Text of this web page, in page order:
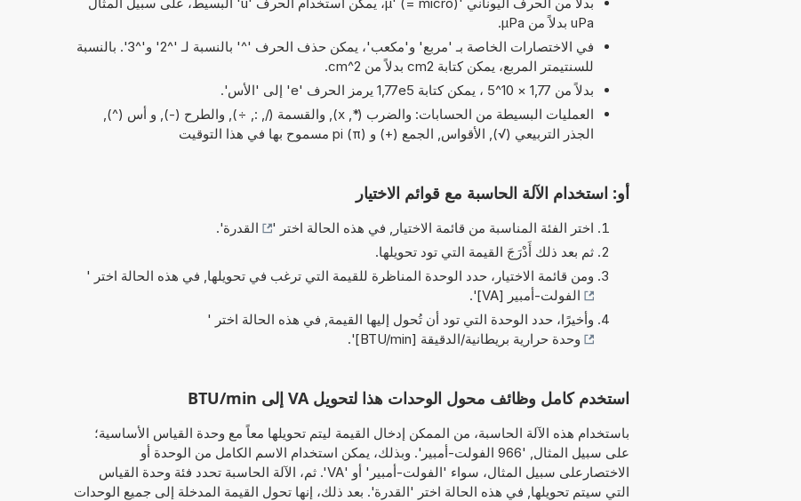
uPa بدلاً من µPa.
في الاختصارات الخاصة بـ 'مربع' و'مكعب'، يمكن حذف الحرف '^' بالنسبة لـ '^2' و'^3'. بالنسبة
للسنتيمتر المربع، يمكن كتابة cm2 بدلاً من cm^2.
بدلاً من 1,77 × 10^5 ، يمكن كتابة 1,77e5 يرمز الحرف 'e' إلى 'الأس'.
العمليات البسيطة من الحسابات: والضرب (*, x), والقسمة (/, :, ÷), والطرح (-), و أس (^),
الجذر التربيعي (√), الأقواس, الجمع (+) و pi (π) مسموح بها في هذا التوقيت
أو: استخدام الآلة الحاسبة مع قوائم الاختيار
اختر الفئة المناسبة من قائمة الاختيار, في هذه الحالة اختر ' القدرة'.
ثم بعد ذلك أَدْرَجَ القيمة التي تود تحويلها.
ومن قائمة الاختيار، حدد الوحدة المناظرة للقيمة التي ترغب في تحويلها, في هذه الحالة اختر '
الفولت-أمبير [VA]
'.
وأخيرًا، حدد الوحدة التي تود أن تُحول إليها القيمة, في هذه الحالة اختر '
وحدة حرارية بريطانية/الدقيقة [BTU/min]
'.
استخدم كامل وظائف محول الوحدات هذا لتحويل VA إلى BTU/min
باستخدام هذه الآلة الحاسبة، من الممكن إدخال القيمة ليتم تحويلها معاً مع وحدة القياس الأساسية؛
على سبيل المثال, '966 الفولت-أمبير'. وبذلك، يمكن استخدام الاسم الكامل من الوحدة أو
الاختصارعلى سبيل المثال، سواء 'الفولت-أمبير' أو 'VA'. ثم، الآلة الحاسبة تحدد فئة وحدة القياس
التي سيتم تحويلها, في هذه الحالة اختر 'القدرة'. بعد ذلك، إنها تحول القيمة المدخلة إلى جميع الوحدات